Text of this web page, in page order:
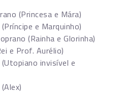
(Princesa e Mára)
e Marquinho)
(Rainha e Glorinha)
e Prof. Aurélio)
invisível e